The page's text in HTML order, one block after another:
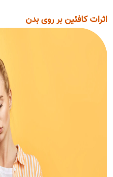
اثرات کافئین بر روی بدن